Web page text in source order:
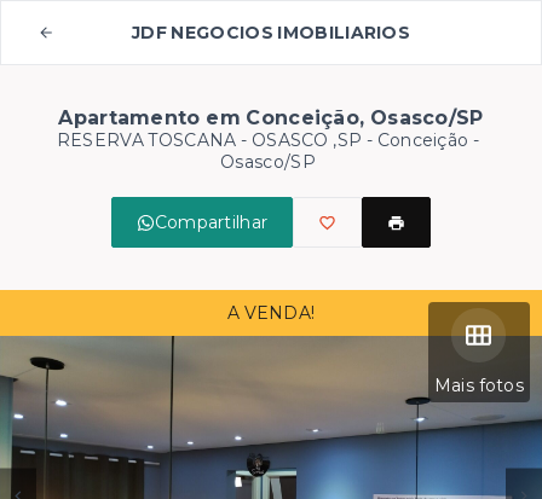
JDF NEGOCIOS IMOBILIARIOS
Apartamento em Conceição, Osasco/SP
RESERVA TOSCANA - OSASCO ,SP - Conceição -
Osasco/SP
Compartilhar
Mais fotos
A VENDA!